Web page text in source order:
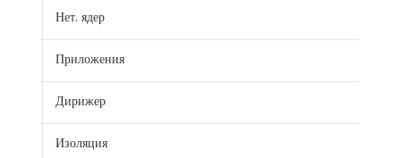
Нет. ядер
Приложения
Дирижер
Изоляция